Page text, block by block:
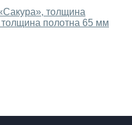
стоит 450 грн.
входных
дверей
во все дни кроме
толщина
полотна 65 мм